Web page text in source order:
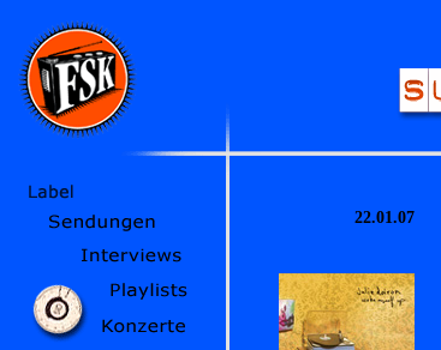
22.01.07